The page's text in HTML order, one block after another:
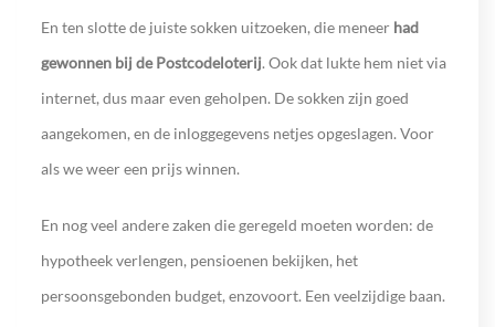
En ten slotte de juiste sokken uitzoeken, die meneer had
gewonnen bij de Postcodeloterij. Ook dat lukte hem niet via
internet, dus maar even geholpen. De sokken zijn goed
aangekomen, en de inloggegevens netjes opgeslagen. Voor
als we weer een prijs winnen.
En nog veel andere zaken die geregeld moeten worden: de
hypotheek verlengen, pensioenen bekijken, het
persoonsgebonden budget, enzovoort. Een veelzijdige baan.